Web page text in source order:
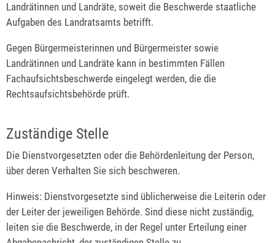
Landrätinnen und Landräte, soweit die Beschwerde staatliche
Aufgaben des Landratsamts betrifft.
Gegen Bürgermeisterinnen und Bürgermeister sowie
Landrätinnen und Landräte kann in bestimmten Fällen
Fachaufsichtsbeschwerde eingelegt werden, die die
Rechtsaufsichtsbehörde prüft.
Zuständige Stelle
Die Dienstvorgesetzten oder die Behördenleitung der Person,
über deren Verhalten Sie sich beschweren.
Hinweis: Dienstvorgesetzte sind üblicherweise die Leiterin oder
der Leiter der jeweiligen Behörde. Sind diese nicht zuständig,
leiten sie die Beschwerde, in der Regel unter Erteilung einer